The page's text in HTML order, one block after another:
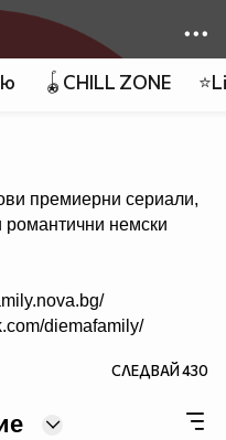
🪀CHILL ZONE
премиерни сериали,
немски
diemafamily/
СЛЕДВАЙ430